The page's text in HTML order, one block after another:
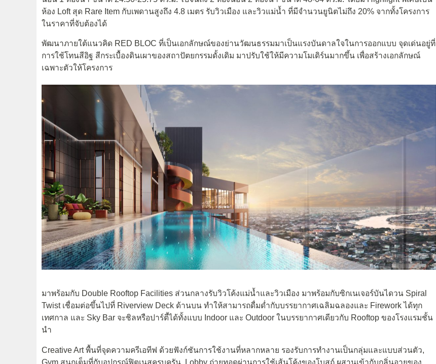
ห้อง Loft สุด Rare Item กับเพดานสูงถึง 4.8 เมตร รับวิวเมือง และวิวแม่น้ำ ที่มีจำนวนยูนิตไม่ถึง 20% จากทั้งโครงการ
ในราคาที่จับต้องได้
พัฒนาภายใต้แนวคิด RED BLOC ที่เป็นเอกลักษณ์ของย่านวัฒนธรรมมาเป็นแรงบันดาลใจในการออกแบบ จุดเด่นอยู่ที่
การใช้โทนสีอิฐ สีกระเบื้องดินเผาของสถาปัตยกรรมดั้งเดิม มาปรับใช้ให้มีความโมเดิร์นมากขึ้น เพื่อสร้างเอกลักษณ์
เฉพาะตัวให้โครงการ
มาพร้อมกับ Double Rooftop Facilities ส่วนกลางรับวิวโค้งแม่น้ำและวิวเมือง มาพร้อมกับซิกเนเจอร์บันไดวน Spiral
Twist เชื่อมต่อขึ้นไปที่ Riverview Deck ด้านบน ทำให้สามารถดื่มด่ำกับบรรยากาศเฉลิมฉลองและ Firework ได้ทุก
เทศกาล และ Sky Bar จะชิลหรือปาร์ตี้ได้ทั้งแบบ Indoor และ Outdoor ในบรรยากาศเดียวกับ Rooftop ของโรงแรมชั้น
นำ
Creative Art พื้นที่จุดความครีเอทีฟ ด้วยฟังก์ชันการใช้งานที่หลากหลาย รองรับการทำงานเป็นกลุ่มและแบบส่วนตัว,
Gym สนุกเต็มที่กับอุปกรณ์ฟิตเนสครบครัน, Lobby ถ่ายทอดผ่านการใช้เส้นโค้งของโบสถ์ ผสานเข้ากับกลิ่นอายของ